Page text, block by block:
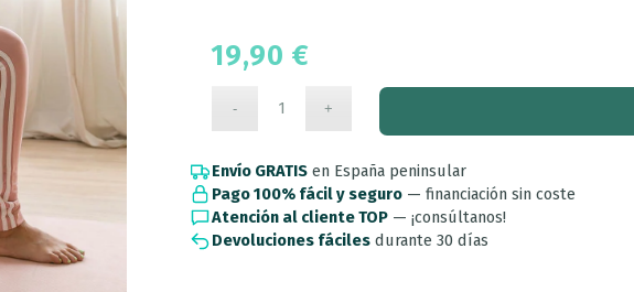
19,90 €
Envío GRATISen España peninsular
Pago 100% fácil y seguro— financiación sin coste
Atención al cliente TOP— ¡consúltanos!
Devoluciones fácilesdurante 30 días